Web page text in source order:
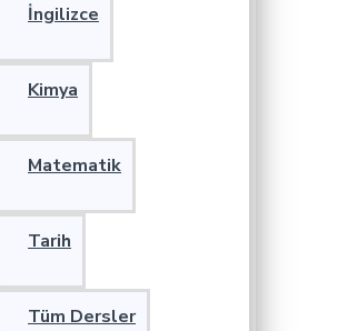
İngilizce
Kimya
Matematik
Tarih
Tüm Dersler